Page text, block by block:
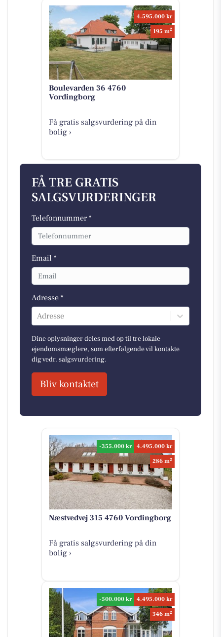
4.595.000 kr
195 m2
Boulevarden 36 4760
Vordingborg
Få gratis salgsvurdering på din
bolig ›
FÅ TRE GRATIS
SALGSVURDERINGER
Telefonnummer *
Email *
Adresse *
Adresse
Dine oplysninger deles med op til tre lokale
ejendomsmæglere, som efterfølgende vil kontakte
dig vedr. salgsvurdering.
Bliv kontaktet
-355.000 kr
4.495.000 kr
286 m2
Næstvedvej 315 4760 Vordingborg
Få gratis salgsvurdering på din
bolig ›
-500.000 kr
4.495.000 kr
346 m2